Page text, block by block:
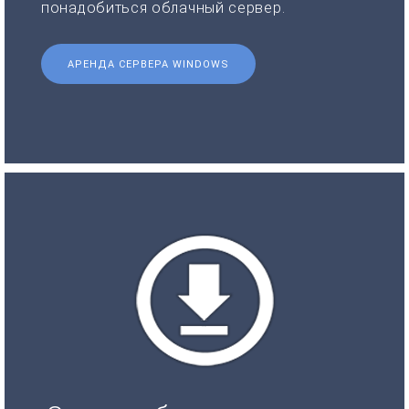
понадобиться облачный сервер.
АРЕНДА СЕРВЕРА WINDOWS